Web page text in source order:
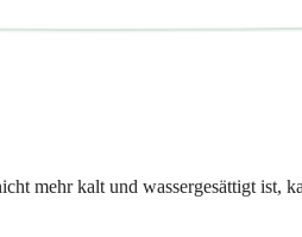
mehr kalt und wassergesättigt ist,